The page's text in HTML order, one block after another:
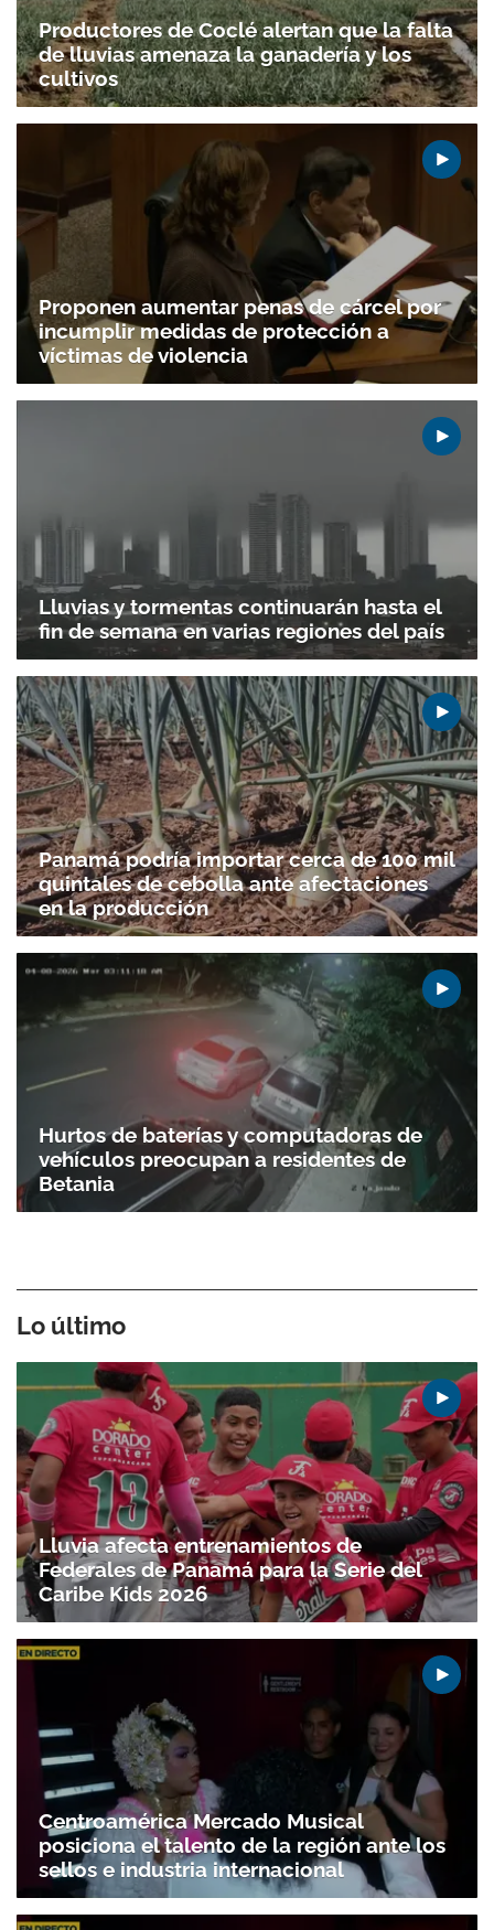
Productores de Coclé alertan que la falta
de lluvias amenaza la ganadería y los
cultivos
Proponen aumentar penas de cárcel por
incumplir medidas de protección a
víctimas de violencia
Lluvias y tormentas continuarán hasta el
fin de semana en varias regiones del país
Panamá podría importar cerca de 100 mil
quintales de cebolla ante afectaciones
en la producción
Hurtos de baterías y computadoras de
vehículos preocupan a residentes de
Betania
Lo último
Lluvia afecta entrenamientos de
Federales de Panamá para la Serie del
Caribe Kids 2026
Centroamérica Mercado Musical
posiciona el talento de la región ante los
sellos e industria internacional